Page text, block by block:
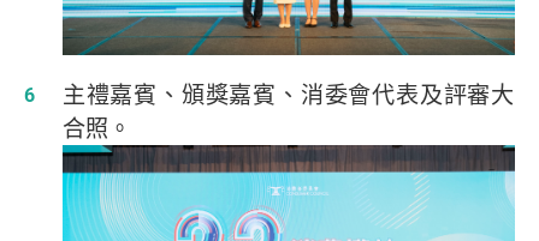
主禮嘉賓、頒獎嘉賓、消委會代表及評審大
合照。